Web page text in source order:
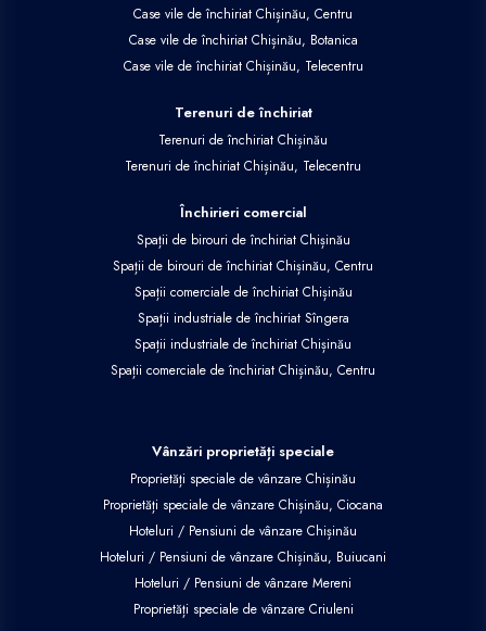
Case vile de închiriat Chișinău, Centru
Case vile de închiriat Chișinău, Botanica
Case vile de închiriat Chișinău, Telecentru
Terenuri de închiriat
Terenuri de închiriat Chișinău
Terenuri de închiriat Chișinău, Telecentru
Închirieri comercial
Spații de birouri de închiriat Chișinău
Spații de birouri de închiriat Chișinău, Centru
Spații comerciale de închiriat Chișinău
Spații industriale de închiriat Sîngera
Spații industriale de închiriat Chișinău
Spații comerciale de închiriat Chișinău, Centru
Vânzări proprietăți speciale
Proprietăți speciale de vânzare Chișinău
Proprietăți speciale de vânzare Chișinău, Ciocana
Hoteluri / Pensiuni de vânzare Chișinău
Hoteluri / Pensiuni de vânzare Chișinău, Buiucani
Hoteluri / Pensiuni de vânzare Mereni
Proprietăți speciale de vânzare Criuleni